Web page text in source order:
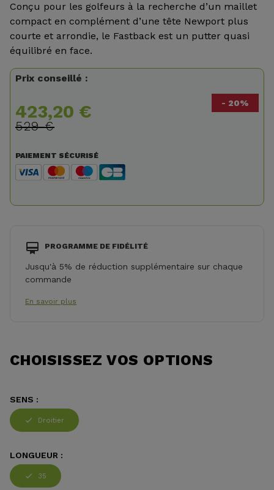
Conçu pour les golfeurs à la recherche d’un maillet
compact en complément d’une tête Newport plus
courte et arrondie, le Fastback est un putter quasi
équilibré en face.
Prix conseillé :
423,20 €
529 €
- 20%
PAIEMENT SÉCURISÉ
PROGRAMME DE FIDÉLITÉ
Jusqu'à 5% de réduction supplémentaire sur chaque
commande
En savoir plus
CHOISISSEZ VOS OPTIONS
SENS :
Droitier
LONGUEUR :
35